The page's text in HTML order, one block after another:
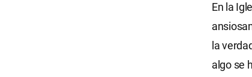
En la
la
algo se